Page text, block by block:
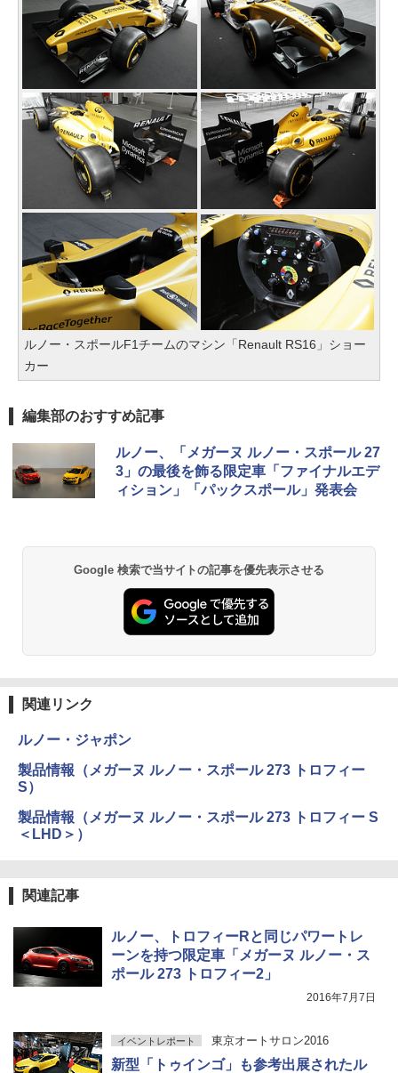
ルノー・スポールF1チームのマシン「Renault RS16」ショー
カー
編集部のおすすめ記事
ルノー、「メガーヌ ルノー・スポール 27
3」の最後を飾る限定車「ファイナルエデ
ィション」「パックスポール」発表会
Google 検索で当サイトの記事を優先表示させる
関連リンク
ルノー・ジャポン
製品情報（メガーヌ ルノー・スポール 273 トロフィー
S）
製品情報（メガーヌ ルノー・スポール 273 トロフィー S
＜LHD＞）
関連記事
ルノー、トロフィーRと同じパワートレ
ーンを持つ限定車「メガーヌ ルノー・ス
ポール 273 トロフィー2」
2016年7月7日
イベントレポート 東京オートサロン2016
新型「トゥインゴ」も参考出展されたル